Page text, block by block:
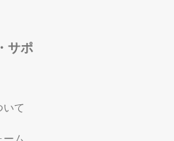
サポ
いて
ーム